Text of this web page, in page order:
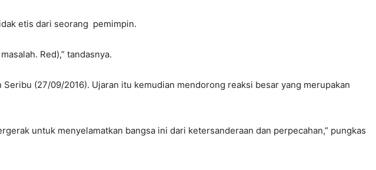
etis dari seorang pemimpin.
Red),” tandasnya.
(27/09/2016). Ujaran itu kemudian mendorong reaksi besar yang merupakan
untuk menyelamatkan bangsa ini dari ketersanderaan dan perpecahan,” pungkas